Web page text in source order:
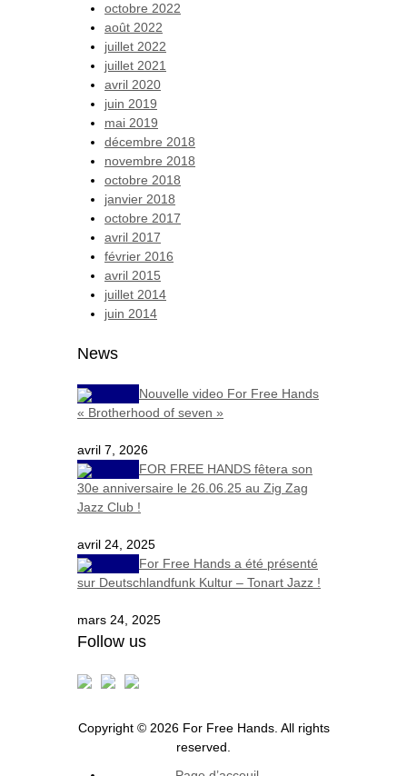
octobre 2022
août 2022
juillet 2022
juillet 2021
avril 2020
juin 2019
mai 2019
décembre 2018
novembre 2018
octobre 2018
janvier 2018
octobre 2017
avril 2017
février 2016
avril 2015
juillet 2014
juin 2014
News
Nouvelle video For Free Hands
« Brotherhood of seven »
avril 7, 2026
FOR FREE HANDS fêtera son
30e anniversaire le 26.06.25 au Zig Zag
Jazz Club !
avril 24, 2025
For Free Hands a été présenté
sur Deutschlandfunk Kultur – Tonart Jazz !
mars 24, 2025
Follow us
Copyright © 2026 For Free Hands. All rights
reserved.